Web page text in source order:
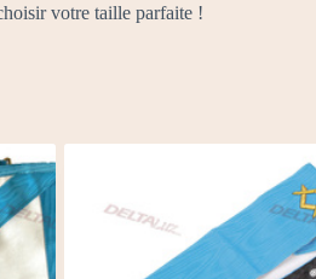
votre taille parfaite !